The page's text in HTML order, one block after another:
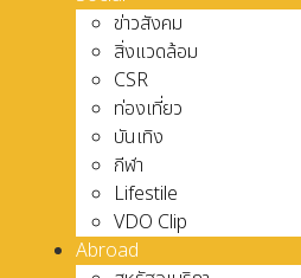
ข่าวสังคม
สิ่งแวดล้อม
CSR
ท่องเที่ยว
บันเทิง
กีฬา
Lifestile
VDO Clip
Abroad